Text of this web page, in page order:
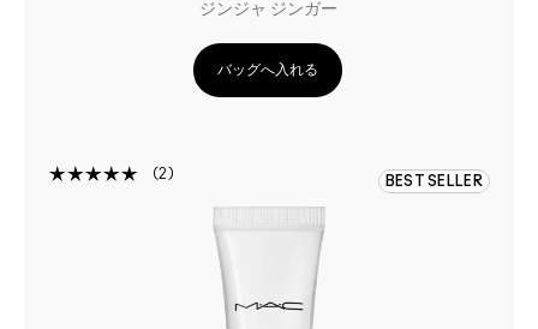
ジンジャ ジンガー
バッグへ入れる
2 BEST SELLER